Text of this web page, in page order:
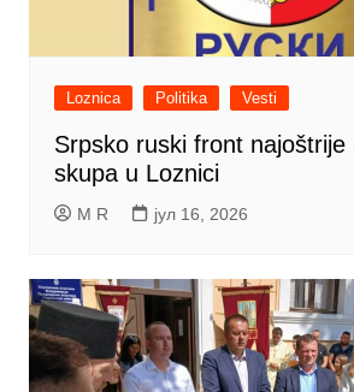
Loznica Politika Vesti
Srpsko ruski front najoštrije
skupa u Loznici
M R јул 16, 2026